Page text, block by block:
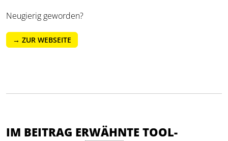
Neugierig geworden?
→ ZUR WEBSEITE
IM BEITRAG ERWÄHNTE TOOL-